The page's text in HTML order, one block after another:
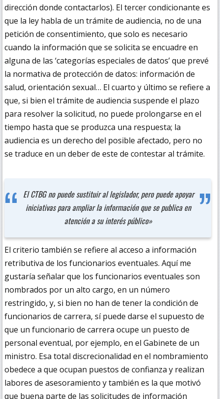
dirección donde contactarlos). El tercer condicionante es
que la ley habla de un trámite de audiencia, no de una
petición de consentimiento, que solo es necesario
cuando la información que se solicita se encuadre en
alguna de las ‘categorías especiales de datos’ que prevé
la normativa de protección de datos: información de
salud, orientación sexual… El cuarto y último se refiere a
que, si bien el trámite de audiencia suspende el plazo
para resolver la solicitud, no puede prolongarse en el
tiempo hasta que se produzca una respuesta; la
audiencia es un derecho del posible afectado, pero no
se traduce en un deber de este de contestar al trámite.
El CTBG no puede sustituir al legislador, pero puede apoyar
iniciativas para ampliar la información que se publica en
atención a su interés público»
El criterio también se refiere al acceso a información
retributiva de los funcionarios eventuales. Aquí me
gustaría señalar que los funcionarios eventuales son
nombrados por un alto cargo, en un número
restringido, y, si bien no han de tener la condición de
funcionarios de carrera, sí puede darse el supuesto de
que un funcionario de carrera ocupe un puesto de
personal eventual, por ejemplo, en el Gabinete de un
ministro. Esa total discrecionalidad en el nombramiento
obedece a que ocupan puestos de confianza y realizan
labores de asesoramiento y también es la que motivó
que buena parte de las solicitudes de información